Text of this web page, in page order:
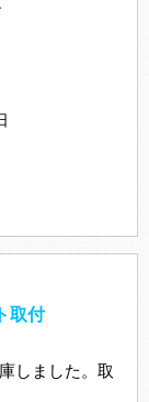
取付
しました。取